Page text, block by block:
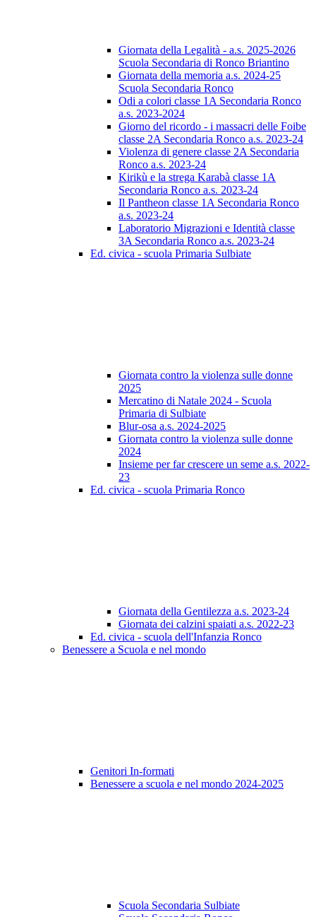
Giornata della Legalità - a.s. 2025-2026
Scuola Secondaria di Ronco Briantino
Giornata della memoria a.s. 2024-25
Scuola Secondaria Ronco
Odi a colori classe 1A Secondaria Ronco
a.s. 2023-2024
Giorno del ricordo - i massacri delle Foibe
classe 2A Secondaria Ronco a.s. 2023-24
Violenza di genere classe 2A Secondaria
Ronco a.s. 2023-24
Kirikù e la strega Karabà classe 1A
Secondaria Ronco a.s. 2023-24
Il Pantheon classe 1A Secondaria Ronco
a.s. 2023-24
Laboratorio Migrazioni e Identità classe
3A Secondaria Ronco a.s. 2023-24
Ed. civica - scuola Primaria Sulbiate
Giornata contro la violenza sulle donne
2025
Mercatino di Natale 2024 - Scuola
Primaria di Sulbiate
Blur-osa a.s. 2024-2025
Giornata contro la violenza sulle donne
2024
Insieme per far crescere un seme a.s. 2022-
23
Ed. civica - scuola Primaria Ronco
Giornata della Gentilezza a.s. 2023-24
Giornata dei calzini spaiati a.s. 2022-23
Ed. civica - scuola dell'Infanzia Ronco
Benessere a Scuola e nel mondo
Genitori In-formati
Benessere a scuola e nel mondo 2024-2025
Scuola Secondaria Sulbiate